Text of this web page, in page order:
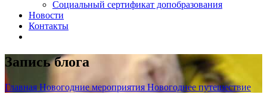
Социальный сертификат допобразования
Новости
Контакты
Запись блога
Главная Новогодние мероприятия Новогоднее путешествие